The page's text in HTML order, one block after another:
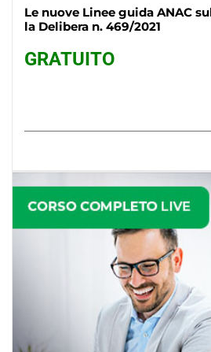
Le nuove Linee guida ANAC
la Delibera n. 469/2021
GRATUITO